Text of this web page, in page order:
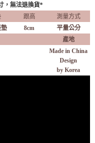
，無法退換貨*
跟高
測量方式
8cm
平量公分
產地
Made in China
Design
by Korea